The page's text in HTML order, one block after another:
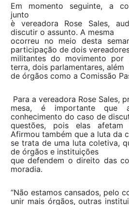
Em momento seguinte, a
junto
è vereadora Rose Sales,
discutir o assunto. A mesma
ocorreu no meio desta
participação de dois
militantes do movimento
terra, dois parlamentares, além
de órgãos como a Comissão
Para a vereadora Rose Sales,
mesa, é importante que
conhecimento do caso de
questões, pois elas
Afirmou também que a luta da
se trata de uma luta coletiva,
de órgãos e instituições
que defendem o direito das
moradia.
“Não estamos cansados, pelo
unir mais órgãos, outras